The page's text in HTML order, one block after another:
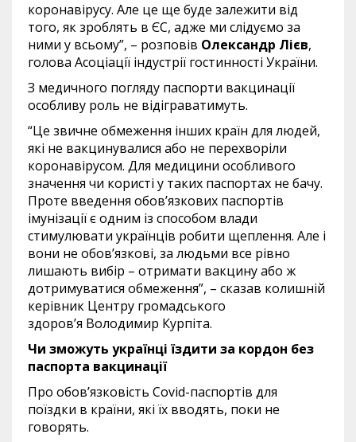
коронавірусу. Але це ще буде залежити від
того, як зроблять в ЄС, адже ми слідуємо за
ними у всьому”, – розповів Олександр Лієв,
голова Асоціації індустрії гостинності України.
З медичного погляду паспорти вакцинації
особливу роль не відіграватимуть.
“Це звичне обмеження інших країн для людей,
які не вакцинувалися або не перехворіли
коронавірусом. Для медицини особливого
значення чи користі у таких паспортах не бачу.
Проте введення обов’язкових паспортів
імунізації є одним із способом влади
стимулювати українців робити щеплення. Але і
вони не обов’язкові, за людьми все рівно
лишають вибір – отримати вакцину або ж
дотримуватися обмеження”, – сказав колишній
керівник Центру громадського
здоров’я Володимир Курпіта.
Чи зможуть українці їздити за кордон без
паспорта вакцинації
Про обов’язковість Covid-паспортів для
поїздки в країни, які їх вводять, поки не
говорять.